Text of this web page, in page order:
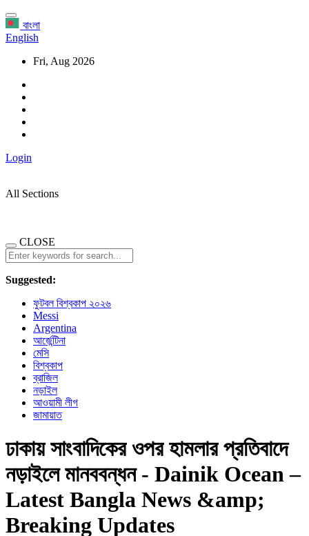
বাংলা
English
Fri, Aug 2026
Login
All Sections
CLOSE
Suggested:
ফুটবল বিশ্বকাপ ২০২৬
Messi
Argentina
আর্জেন্টিনা
মেসি
বিশ্বকাপ
ব্রাজিল
নড়াইল
আওয়ামী লীগ
জামায়াত
ঢাকায় সাংবাদিকের ওপর হামলার প্রতিবাদে
নড়াইলে মানববন্ধন - Dainik Ocean –
Latest Bangla News &amp;
Breaking Updates